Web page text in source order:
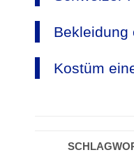
Bekleidung
Kostüm